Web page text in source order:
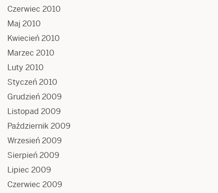
Czerwiec 2010
Maj 2010
Kwiecień 2010
Marzec 2010
Luty 2010
Styczeń 2010
Grudzień 2009
Listopad 2009
Październik 2009
Wrzesień 2009
Sierpień 2009
Lipiec 2009
Czerwiec 2009